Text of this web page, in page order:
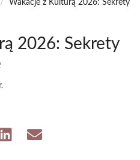
/
Wakacje z Kulturą 2026: Sekrety
2026: Sekrety
Share Share